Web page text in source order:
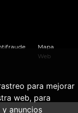
para mejorar
web, para
anuncios
Mapa
Web